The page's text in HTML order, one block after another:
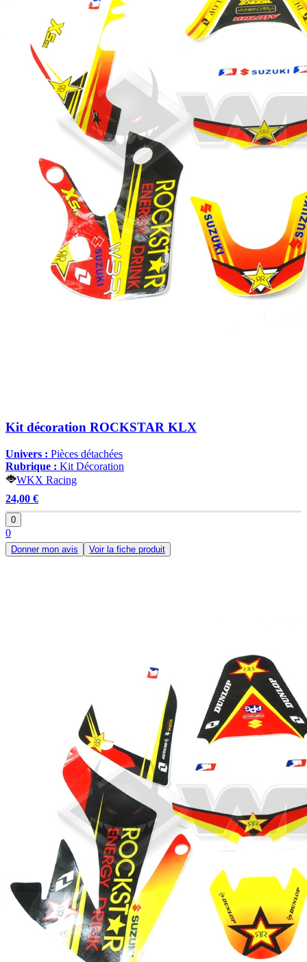
Kit décoration ROCKSTAR KLX
Univers : Pièces détachées
Rubrique : Kit Décoration
WKX Racing
24,00 €
0
0
Donner mon avis Voir la fiche produit